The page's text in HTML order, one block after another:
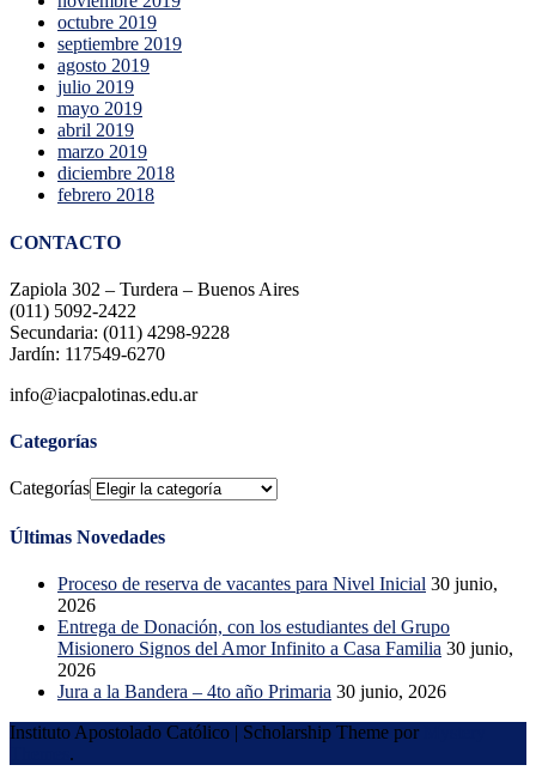
octubre 2019
septiembre 2019
agosto 2019
julio 2019
mayo 2019
abril 2019
marzo 2019
diciembre 2018
febrero 2018
CONTACTO
Zapiola 302 – Turdera – Buenos Aires
(011) 5092-2422
Secundaria: (011) 4298-9228
Jardín: 117549-6270
info@iacpalotinas.edu.ar
Categorías
Categorías
Últimas Novedades
Proceso de reserva de vacantes para Nivel Inicial 30 junio,
2026
Entrega de Donación, con los estudiantes del Grupo
Misionero Signos del Amor Infinito a Casa Familia 30 junio,
2026
Jura a la Bandera – 4to año Primaria 30 junio, 2026
Instituto Apostolado Católico | Scholarship Theme por
.